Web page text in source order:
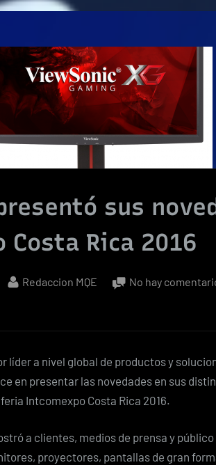
sus
Rica 2016
By
Redaccion MQE No hay
líder a nivel global de productos y
en presentar las novedades en sus
Intcomexpo Costa Rica 2016.
a clientes, medios de prensa y
proyectores, pantallas de gran